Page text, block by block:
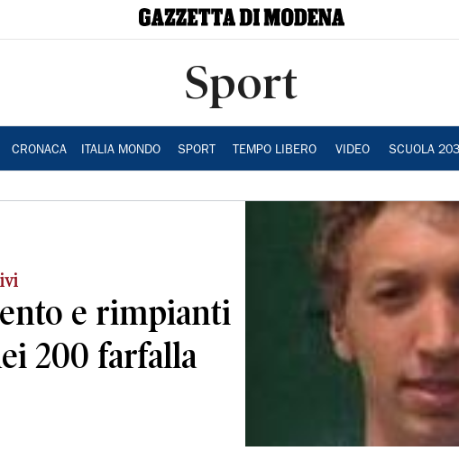
Sport
CRONACA ITALIA MONDO SPORT TEMPO LIBERO VIDEO SCUOLA
e rimpianti
200 farfalla